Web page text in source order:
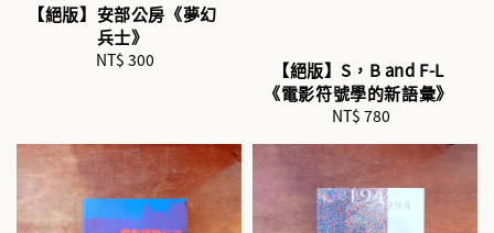
【絕版】安部公房《夢幻
兵士》
Regular
NT$ 300
【絕版】S，B and F-L
《電影符號學的新語彙》
Regular
NT$ 780